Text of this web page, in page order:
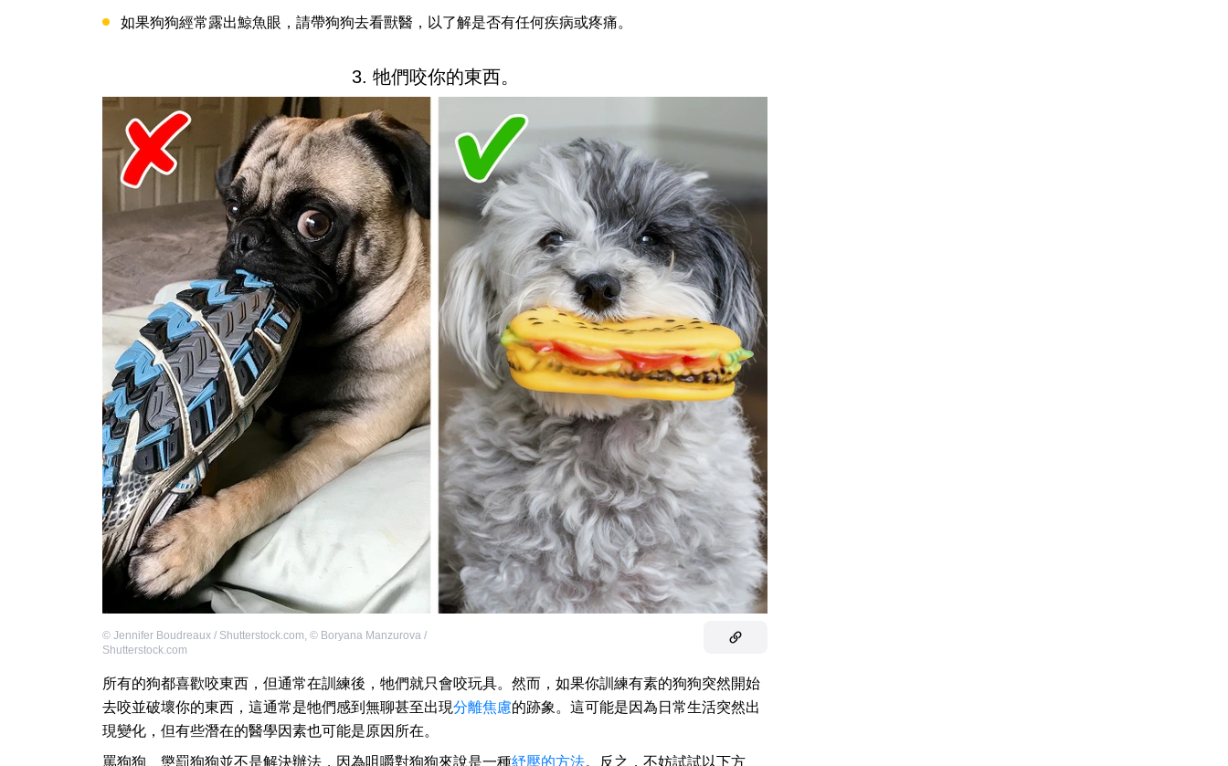
如果狗狗經常露出鯨魚眼，請帶狗狗去看獸醫，以了解是否有任何疾病或疼痛。
3. 牠們咬你的東西。
© Jennifer Boudreaux / Shutterstock.com, © Boryana Manzurova /
Shutterstock.com
所有的狗都喜歡咬東西，但通常在訓練後，牠們就只會咬玩具。然而，如果你訓練有素的狗狗突然開始
去咬並破壞你的東西，這通常是牠們感到無聊甚至出現分離焦慮的跡象。這可能是因為日常生活突然出
現變化，但有些潛在的醫學因素也可能是原因所在。
罵狗狗、懲罰狗狗並不是解決辦法，因為咀嚼對狗狗來說是一種紓壓的方法。反之，不妨試試以下方